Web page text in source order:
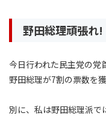
野田総理頑張れ!
今日行われた民主党の党
野田総理が7割の票数を
別に、私は野田総理派